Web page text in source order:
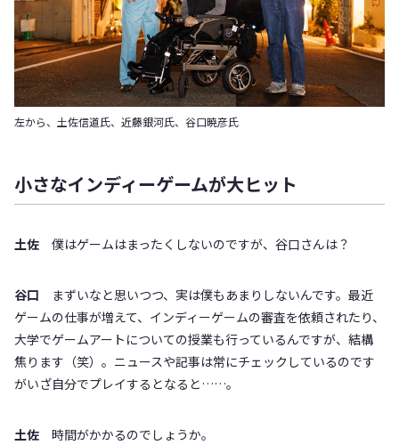
左から、土佐信道氏、近藤銀河氏、谷口暁彦氏
小さなインディーゲームが大ヒット
土佐 僕はゲームはまったくしないのですが、谷口さんは？
谷口 まずいなと思いつつ、実は僕もあまりしないんです。最近
ゲームの仕事が増えて、インディーゲームの審査を依頼されたり、
大学でゲームアートについての授業も行っているんですが、結構
焦ります（笑）。ニュースや記事は常にチェックしているのです
がいざ自分でプレイするとなると……。
土佐 時間がかかるのでしょうか。